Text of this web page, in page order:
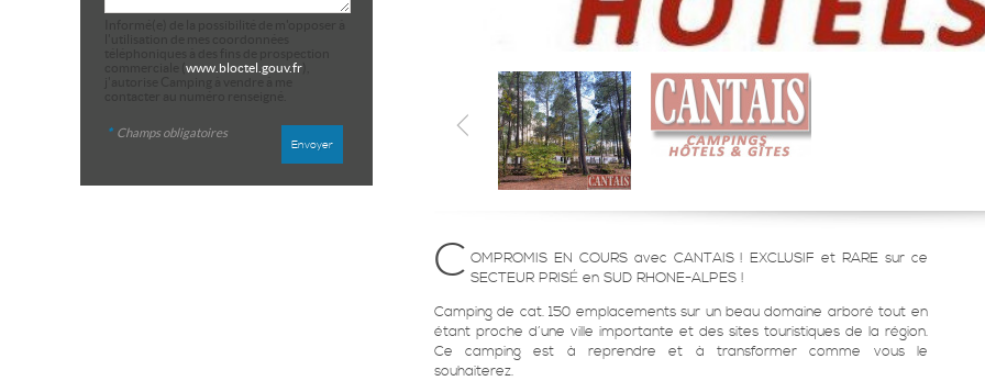
C OMPROMIS EN COURS avec CANTAIS ! EXCLUSIF et RARE sur ce
SECTEUR PRISÉ en SUD RHONE-ALPES !
Camping de cat. 150 emplacements sur un beau domaine arboré tout en
étant proche d’une ville importante et des sites touristiques de la région.
Ce camping est à reprendre et à transformer comme vous le
souhaiterez.
commerciale (www.bloctel.gouv.fr
* Champs obligatoires